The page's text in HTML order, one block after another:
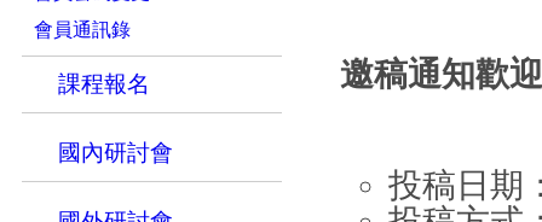
會員通訊錄
課程報名
國內研討會
邀稿通知歡
投稿日期